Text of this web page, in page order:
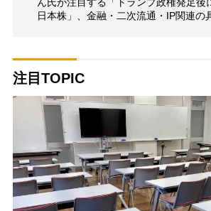
日本株」、金融・二次流通・IP関連の
注目TOPIC